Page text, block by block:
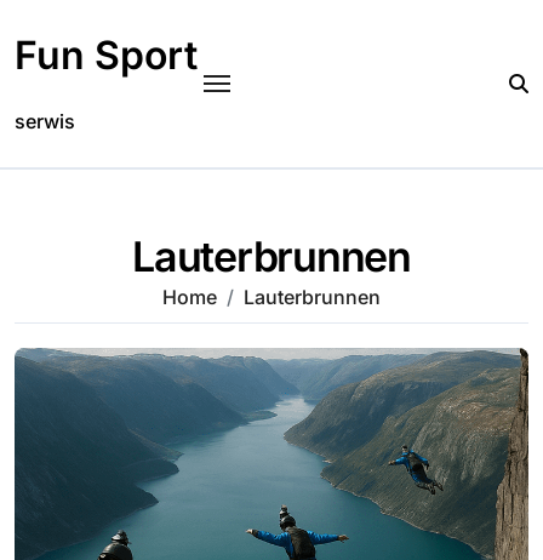
content
Fun Sport
serwis
Lauterbrunnen
Home Lauterbrunnen